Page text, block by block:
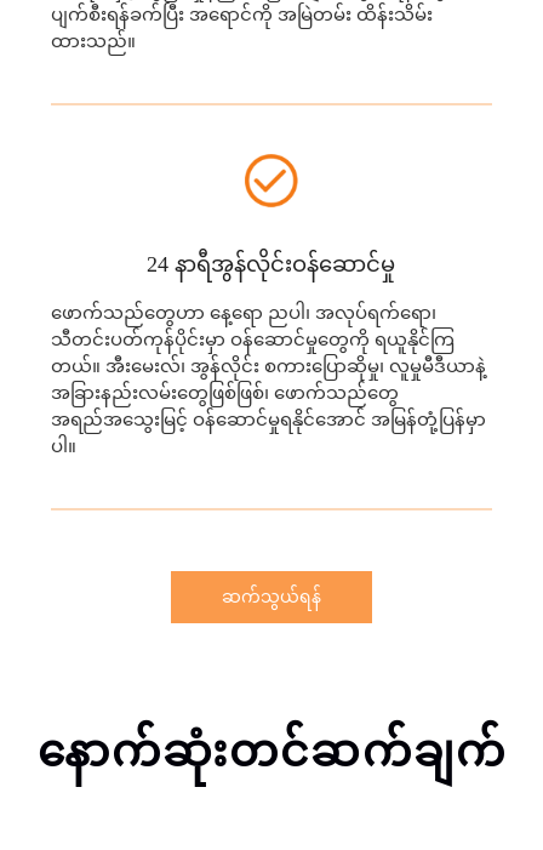
ပျက်စီးရန်ခက်ပြီး အရောင်ကို အမြဲတမ်း ထိန်းသိမ်း
ထားသည်။
24 နာရီအွန်လိုင်းဝန်ဆောင်မှု
ဖောက်သည်တွေဟာ နေ့ရော ညပါ၊ အလုပ်ရက်ရော၊
သီတင်းပတ်ကုန်ပိုင်းမှာ ဝန်ဆောင်မှုတွေကို ရယူနိုင်ကြ
တယ်။ အီးမေးလ်၊ အွန်လိုင်း စကားပြောဆိုမှု၊ လူမှုမီဒီယာနဲ့
အခြားနည်းလမ်းတွေဖြစ်ဖြစ်၊ ဖောက်သည်တွေ
အရည်အသွေးမြင့် ဝန်ဆောင်မှုရနိုင်အောင် အမြန်တုံ့ပြန်မှာ
ပါ။
ဆက်သွယ်ရန်
နောက်ဆုံးတင်ဆက်ချက်